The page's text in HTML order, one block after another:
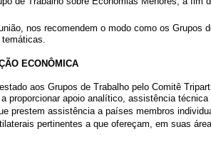
nos recomendem o modo como os
ECONÔMICA
aos Grupos de Trabalho pelo Comitê
proporcionar apoio analítico, assistência
prestem assistência a países membros
pertinentes a que ofereçam, em suas